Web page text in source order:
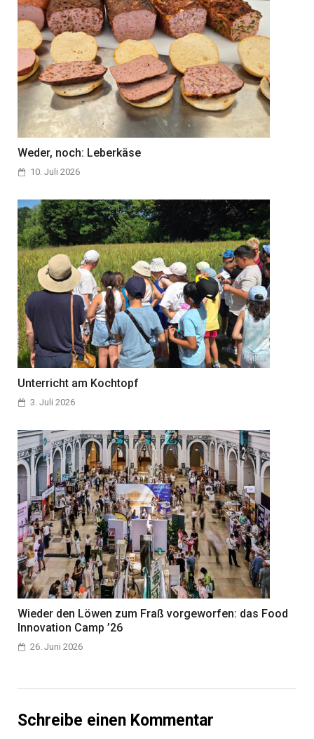
Weder, noch: Leberkäse
10. Juli 2026
Unterricht am Kochtopf
3. Juli 2026
Wieder den Löwen zum Fraß vorgeworfen: das Food
Innovation Camp ’26
26. Juni 2026
Schreibe einen Kommentar